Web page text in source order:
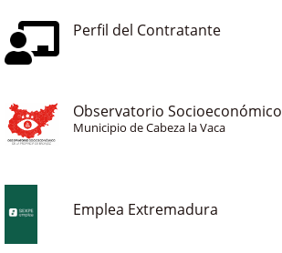
Perfil del Contratante
Observatorio Socioeconómico
Municipio de Cabeza la Vaca
Emplea Extremadura